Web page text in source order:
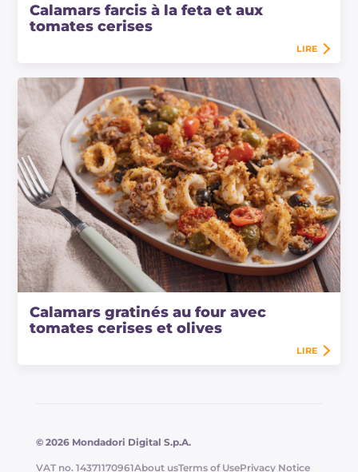
Calamars farcis à la feta et aux
tomates cerises
LIRE
Calamars gratinés au four avec
tomates cerises et olives
LIRE
© 2026 Mondadori Digital S.p.A.
VAT no. 14371170961About usTerms of UsePrivacy Notice